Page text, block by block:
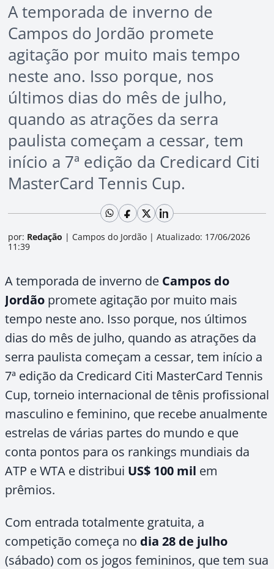
A temporada de inverno de
Campos do Jordão promete
agitação por muito mais tempo
neste ano. Isso porque, nos
últimos dias do mês de julho,
quando as atrações da serra
paulista começam a cessar, tem
início a 7ª edição da Credicard Citi
MasterCard Tennis Cup.
por: Redação | Campos do Jordão | Atualizado: 17/06/2026
11:39
A temporada de inverno de Campos do
Jordão promete agitação por muito mais
tempo neste ano. Isso porque, nos últimos
dias do mês de julho, quando as atrações da
serra paulista começam a cessar, tem início a
7ª edição da Credicard Citi MasterCard Tennis
Cup, torneio internacional de tênis profissional
masculino e feminino, que recebe anualmente
estrelas de várias partes do mundo e que
conta pontos para os rankings mundiais da
ATP e WTA e distribui US$ 100 mil em
prêmios.
Com entrada totalmente gratuita, a
competição começa no dia 28 de julho
(sábado) com os jogos femininos, que tem sua